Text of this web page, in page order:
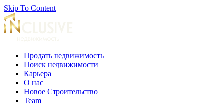
Skip To Content
Продать недвижимость
Поиск недвижимости
Карьера
О нас
Новое Строительство
Team